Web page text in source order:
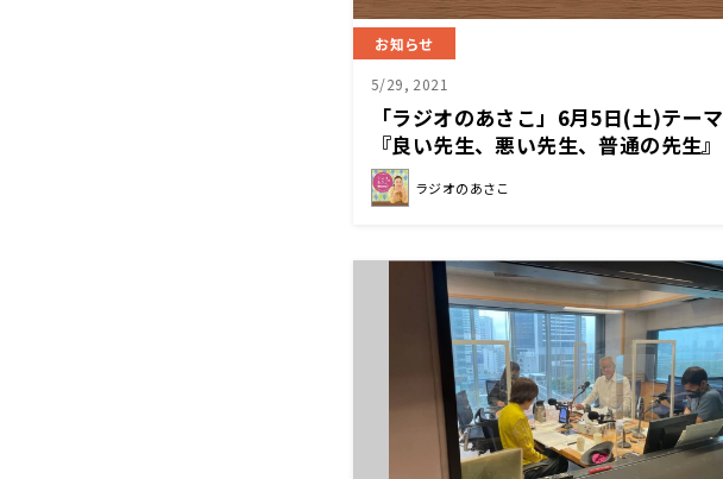
お知らせ
5/29, 2021
「ラジオのあさこ」6月5日(土)テーマ
『良い先生、悪い先生、普通の先生』
ラジオのあさこ